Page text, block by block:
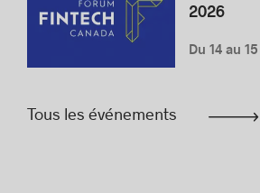
2026
Du 14 au
Tous les événements